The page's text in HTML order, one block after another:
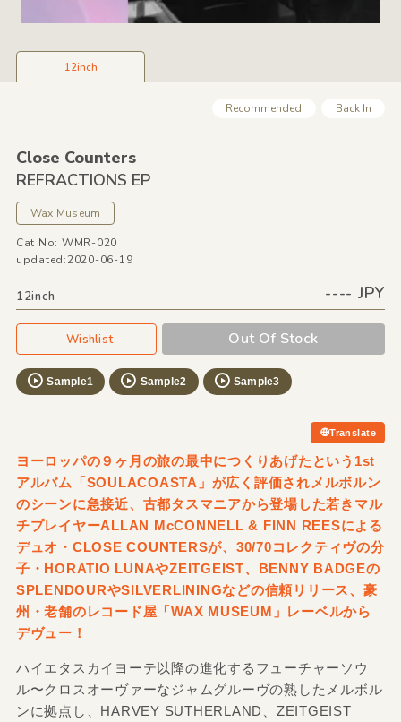
12inch
Recommended Back In
Close Counters
REFRACTIONS EP
Wax Museum
Cat No: WMR-020
updated:2020-06-19
12inch ---- JPY
Wishlist Out Of Stock
Sample1 Sample2 Sample3
Translate
ヨーロッパの９ヶ月の旅の最中につくりあげたという1st
アルバム「SOULACOASTA」が広く評価されメルボルン
のシーンに急接近、古都タスマニアから登場した若きマル
チプレイヤーALLAN McCONNELL & FINN REESによる
デュオ・CLOSE COUNTERSが、30/70コレクティヴの分
子・HORATIO LUNAやZEITGEIST、BENNY BADGEの
SPLENDOURやSILVERLININGなどの信頼リリース、豪
州・老舗のレコード屋「WAX MUSEUM」レーベルから
デヴュー！
ハイエタスカイヨーテ以降の進化するフューチャーソウ
ル〜クロスオーヴァーなジャムグルーヴの熟したメルボル
ンに拠点し、HARVEY SUTHERLAND、ZEITGEIST